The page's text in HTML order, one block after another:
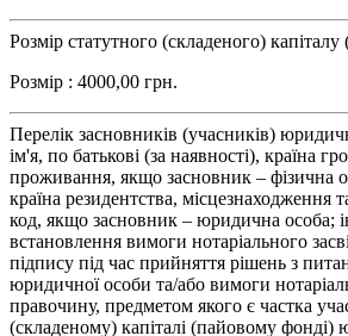
Розмір статутного (складеного)
Розмір : 4000,00 грн.
Перелік засновників (учасників)
ім'я, по батькові (за наявності), країна
проживання, якщо засновник – фізична
країна резидентства, місцезнаходження
код, якщо засновник – юридична особа;
встановлення вимоги нотаріального
підпису під час прийняття рішень з
юридичної особи та/або вимоги
правочину, предметом якого є частка
(складеному) капіталі (пайовому фонді)